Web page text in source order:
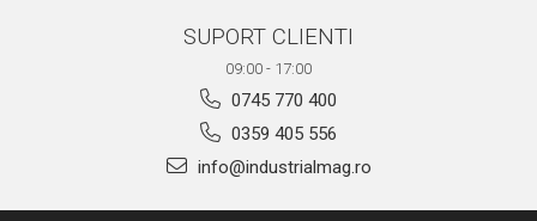
SUPORT CLIENTI
09:00 - 17:00
0745 770 400
0359 405 556
info@industrialmag.ro